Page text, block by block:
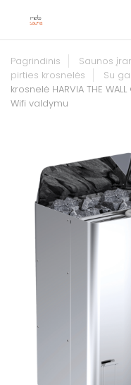
Pagrindinis Saunos
pirties krosnelės
Su
krosnelė HARVIA THE
Wifi valdymu